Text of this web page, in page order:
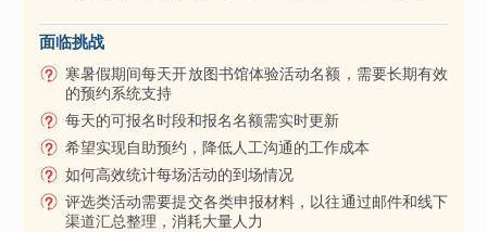
面临挑战
寒暑假期间每天开放图书馆体验活动名额，需要长期有效
的预约系统支持
每天的可报名时段和报名名额需实时更新
希望实现自助预约，降低人工沟通的工作成本
如何高效统计每场活动的到场情况
评选类活动需要提交各类申报材料，以往通过邮件和线下
渠道汇总整理，消耗大量人力